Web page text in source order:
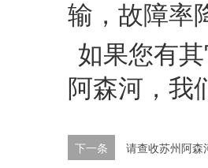
输， 故障率
如果您有
阿森河，我
下一条 请查收苏州阿森